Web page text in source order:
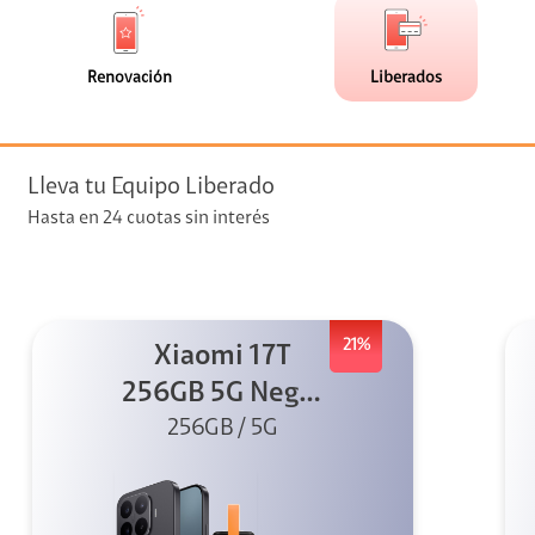
+ Telefonía
streaming
de
faceta
Renovación
(0)
faceta
Liberados
Lleva tu Equipo Liberado
Hasta en 24 cuotas sin interés
21%
Xiaomi 17T
256GB 5G Negro
+ Sound
256GB / 5G